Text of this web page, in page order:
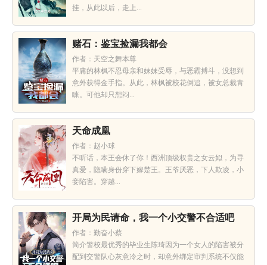
挂，从此以后，走上...
赌石：鉴宝捡漏我都会
作者：天空之舞本尊
平庸的林枫不忍母亲和妹妹受辱，与恶霸搏斗，没想到
意外获得金手指。从此，林枫被校花倒追，被女总裁青
睐。可他却只想闷...
天命成凰
作者：赵小球
不听话，本王会休了你！西洲顶级权贵之女云姒，为寻
真爱，隐瞒身份穿下嫁楚王。王爷厌恶，下人欺凌，小
妾陷害。穿越...
开局为民请命，我一个小交警不合适吧
作者：勤奋小蔡
简介警校最优秀的毕业生陈琦因为一个女人的陷害被分
配到交警队心灰意冷之时，却意外绑定审判系统不仅能